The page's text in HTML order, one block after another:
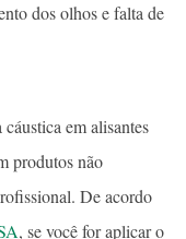
dos olhos e falta de
em alisantes
produtos não
De acordo
, se você for aplicar o